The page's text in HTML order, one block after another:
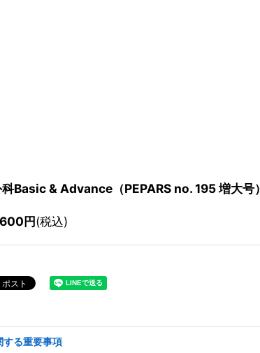
Basic & Advance（PEPARS no. 195 増大号）
円(税込)
する重要事項